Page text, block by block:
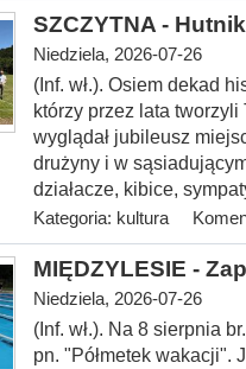
SZCZYTNA -
Niedziela, 2026-07-26
(Inf. wł.). Osiem dekad
którzy przez lata
wyglądał jubileusz
drużyny i w
działacze, kibice,
Kategoria: kultura
MIĘDZYLESIE -
Niedziela, 2026-07-26
(Inf. wł.). Na 8 sierpnia
pn. "Półmetek wakacji".